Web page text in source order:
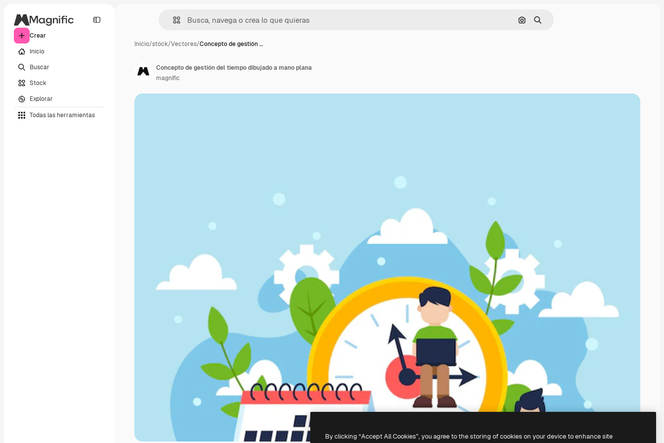
Crear
Inicio
Buscar
Stock
Explorar
Todas las herramientas
Buscar por imagen
Buscar
Inicio/stock/Vectores/Concepto de gestión …
Concepto de gestión del tiempo dibujado a mano plana
magnific
By clicking “Accept All Cookies”, you agree to the storing of cookies on your device to enhance site